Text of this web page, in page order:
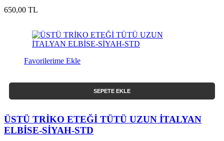
650,00 TL
Favorilerime Ekle
SEPETE EKLE
ÜSTÜ TRİKO ETEĞİ TÜTÜ UZUN İTALYAN
ELBİSE-SİYAH-STD